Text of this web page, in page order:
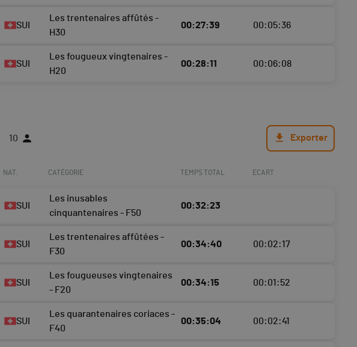
SUI
Les trentenaires affûtés -
H30
00:27:39 00:05:36
SUI
Les fougueux vingtenaires -
H20
00:28:11 00:06:08
10 Exporter
NAT. CATÉGORIE TEMPS TOTAL ECART
SUI
Les inusables
cinquantenaires - F50
00:32:23
SUI
Les trentenaires affûtées -
F30
00:34:40 00:02:17
SUI
Les fougueuses vingtenaires
- F20
00:34:15 00:01:52
SUI
Les quarantenaires coriaces -
F40
00:35:04 00:02:41